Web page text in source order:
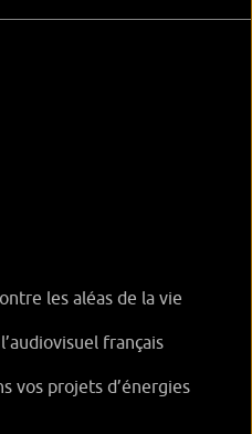
les aléas de la vie
français
vos projets d’énergies